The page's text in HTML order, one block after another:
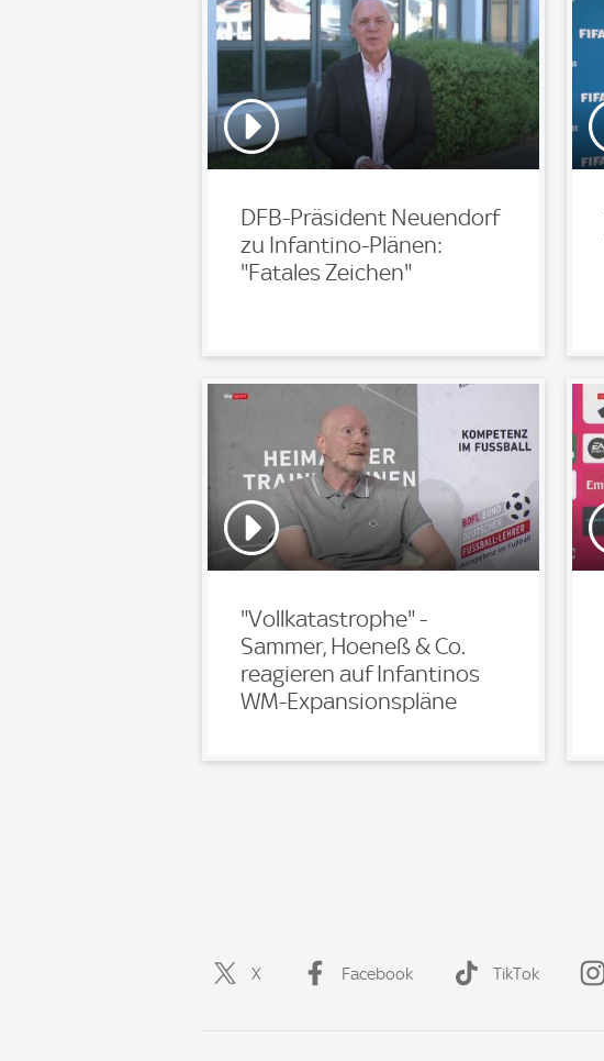
DFB-Präsident Neuendorf
zu Infantino-Plänen:
"Fatales Zeichen"
"Vollkatastrophe" -
Sammer, Hoeneß & Co.
reagieren auf Infantinos
WM-Expansionspläne
X Facebook TikTok